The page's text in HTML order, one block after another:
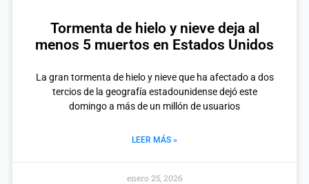
Tormenta de hielo y nieve deja al
menos 5 muertos en Estados Unidos
La gran tormenta de hielo y nieve que ha afectado a dos
tercios de la geografía estadounidense dejó este
domingo a más de un millón de usuarios
LEER MÁS »
enero 25, 2026